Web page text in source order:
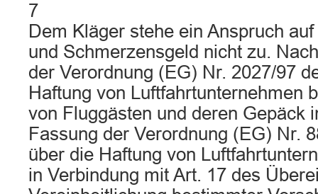
7
Dem Kläger stehe ein Anspruch
und Schmerzensgeld nicht zu.
der Verordnung (EG) Nr. 2027/97
Haftung von Luftfahrtunternehmen
von Fluggästen und deren Gepäck
Fassung der Verordnung (EG) Nr.
über die Haftung von
in Verbindung mit Art. 17 des